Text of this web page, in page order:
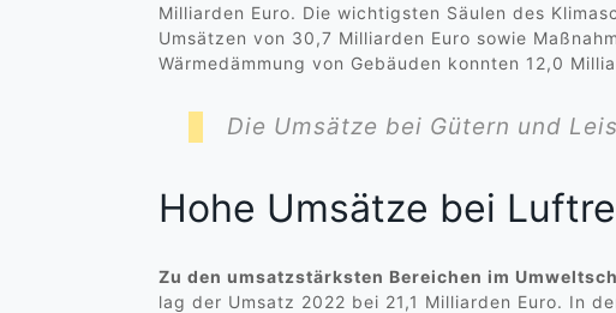
Milliarden Euro. Die wichtigsten Säulen des
Umsätzen von 30,7 Milliarden Euro sowie
Wärmedämmung von Gebäuden konnten 12,0
Die Umsätze bei Gütern und
Hohe Umsätze bei
Zu den umsatzstärksten Bereichen im
lag der Umsatz 2022 bei 21,1 Milliarden Euro. In